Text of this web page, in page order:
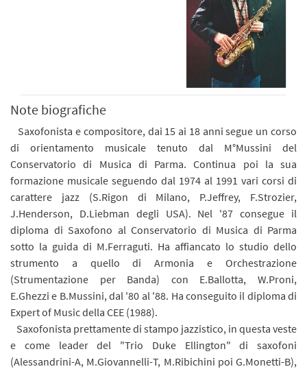
Note biografiche
Saxofonista e compositore, dai 15 ai 18 anni segue un corso
di orientamento musicale tenuto dal M°Mussini del
Conservatorio di Musica di Parma. Continua poi la sua
formazione musicale seguendo dal 1974 al 1991 vari corsi di
carattere jazz (S.Rigon di Milano, P.Jeffrey, F.Strozier,
J.Henderson, D.Liebman degli USA). Nel '87 consegue il
diploma di Saxofono al Conservatorio di Musica di Parma
sotto la guida di M.Ferraguti. Ha affiancato lo studio dello
strumento a quello di Armonia e Orchestrazione
(Strumentazione per Banda) con E.Ballotta, W.Proni,
E.Ghezzi e B.Mussini, dal '80 al '88. Ha conseguito il diploma di
Expert of Music della CEE (1988).
Saxofonista prettamente di stampo jazzistico, in questa veste
e come leader del "Trio Duke Ellington" di saxofoni
(Alessandrini-A, M.Giovannelli-T, M.Ribichini poi G.Monetti-B),